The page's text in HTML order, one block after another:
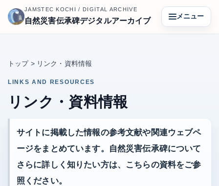
JAMSTEC KOCHI / DIGITAL ARCHIVE
自然災害伝承碑デジタルアーカイブ
メニュー
トップ > リンク・資料情報
LINKS AND RESOURCES
リンク・資料情報
サイトに掲載した情報の参考文献や関連ウェブペ
ージをまとめています。自然災害伝承碑について
さらに詳しく知りたい方は、こちらの資料をご参
照ください。